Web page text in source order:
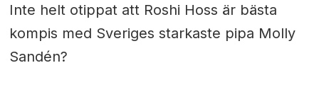
Inte helt otippat att Roshi Hoss är bästa
kompis med Sveriges starkaste pipa Molly
Sandén?